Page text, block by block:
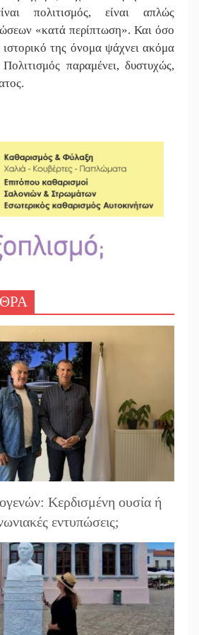
πολιτισμός, είναι απλώς
«κατά περίπτωση». Και όσο
της όνομα ψάχνει ακόμα
παραμένει, δυστυχώς,
Κερδισμένη ουσία ή
εντυπώσεις;